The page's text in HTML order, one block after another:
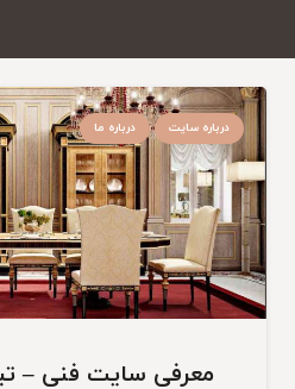
درباره سایت درباره ما
معرفی سایت فنی –